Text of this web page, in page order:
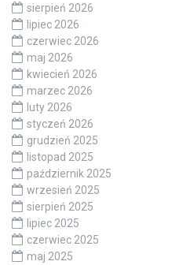
sierpień 2026
lipiec 2026
czerwiec 2026
maj 2026
kwiecień 2026
marzec 2026
luty 2026
styczeń 2026
grudzień 2025
listopad 2025
październik 2025
wrzesień 2025
sierpień 2025
lipiec 2025
czerwiec 2025
maj 2025